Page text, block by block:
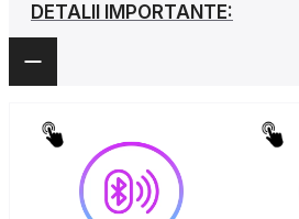
DETALII IMPORTANTE: